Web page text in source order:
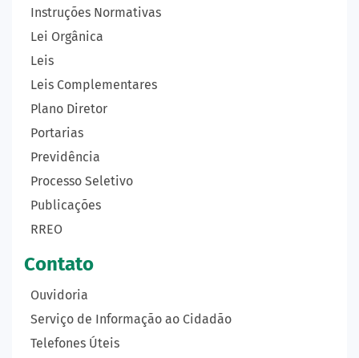
Instruções Normativas
Lei Orgânica
Leis
Leis Complementares
Plano Diretor
Portarias
Previdência
Processo Seletivo
Publicações
RREO
Contato
Ouvidoria
Serviço de Informação ao Cidadão
Telefones Úteis